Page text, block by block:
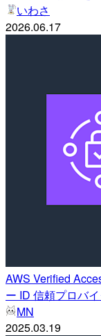
いわさ
2026.06.17
AWS Verified
ー ID 信頼プロバ
MN
2025.03.19